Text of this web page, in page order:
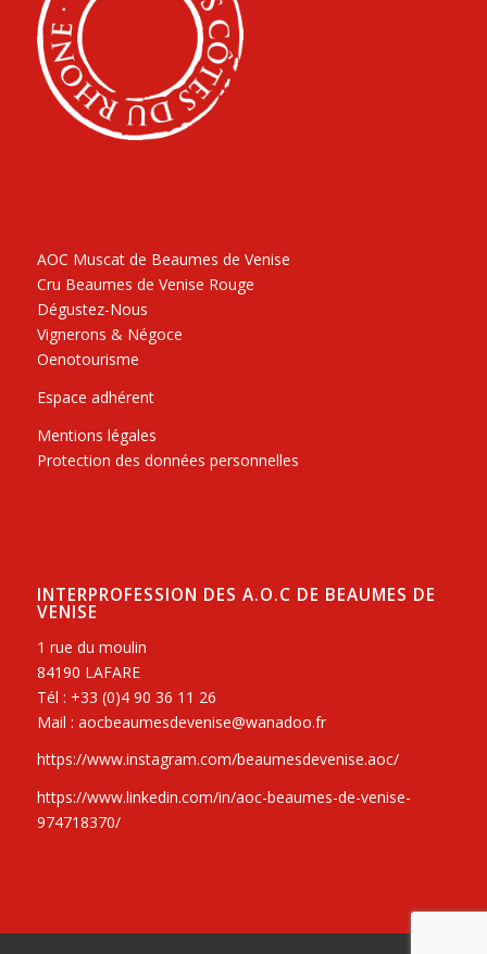
AOC Muscat de Beaumes de Venise
Cru Beaumes de Venise Rouge
Dégustez-Nous
Vignerons & Négoce
Oenotourisme
Espace adhérent
Mentions légales
Protection des données personnelles
INTERPROFESSION DES A.O.C DE BEAUMES DE
VENISE
1 rue du moulin
84190 LAFARE
Tél : +33 (0)4 90 36 11 26
Mail : aocbeaumesdevenise@wanadoo.fr
https://www.instagram.com/beaumesdevenise.aoc/
https://www.linkedin.com/in/aoc-beaumes-de-venise-
974718370/